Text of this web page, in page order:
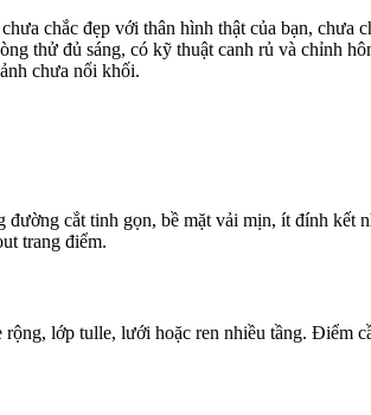
chắc đẹp với thân hình thật của bạn, chưa
thử đủ sáng, có kỹ thuật canh rủ và chỉnh
chưa nổi khối.
cắt tinh gọn, bề mặt vải mịn, ít đính kết
trang điểm.
lớp tulle, lưới hoặc ren nhiều tầng. Điểm